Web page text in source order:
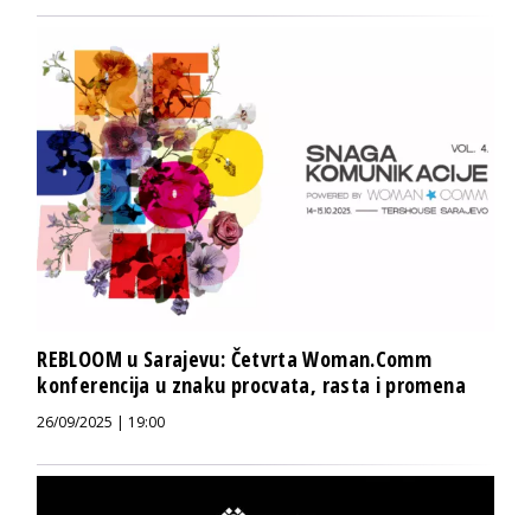
REBLOOM u Sarajevu: Četvrta Woman.Comm
konferencija u znaku procvata, rasta i promena
26/09/2025 | 19:00